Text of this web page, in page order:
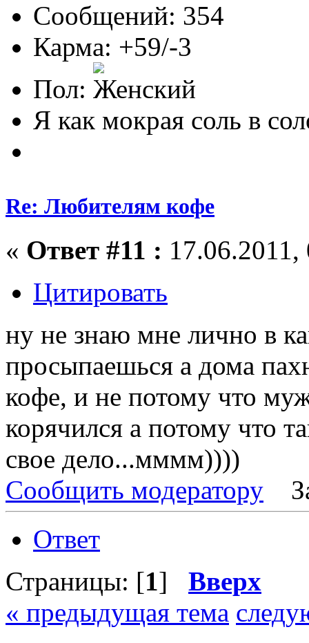
Сообщений: 354
Карма: +59/-3
Пол:
Я как мокрая соль в
Re: Любителям кофе
« Ответ #11 :
Цитировать
ну не знаю мне лично в
просыпаешься а дома
кофе, и не потому что
корячился а потому что
свое дело...мммм))))
Сообщить модератору
Ответ
Страницы: [1] Вверх
« предыдущая тема